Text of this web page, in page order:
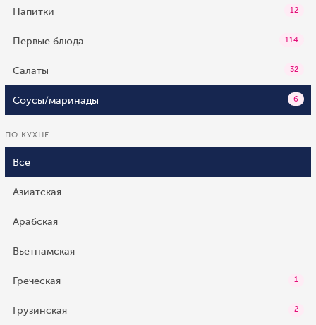
Напитки 12
Первые блюда 114
Салаты 32
Соусы/маринады 6
ПО КУХНЕ
Все
Азиатская
Арабская
Вьетнамская
Греческая 1
Грузинская 2